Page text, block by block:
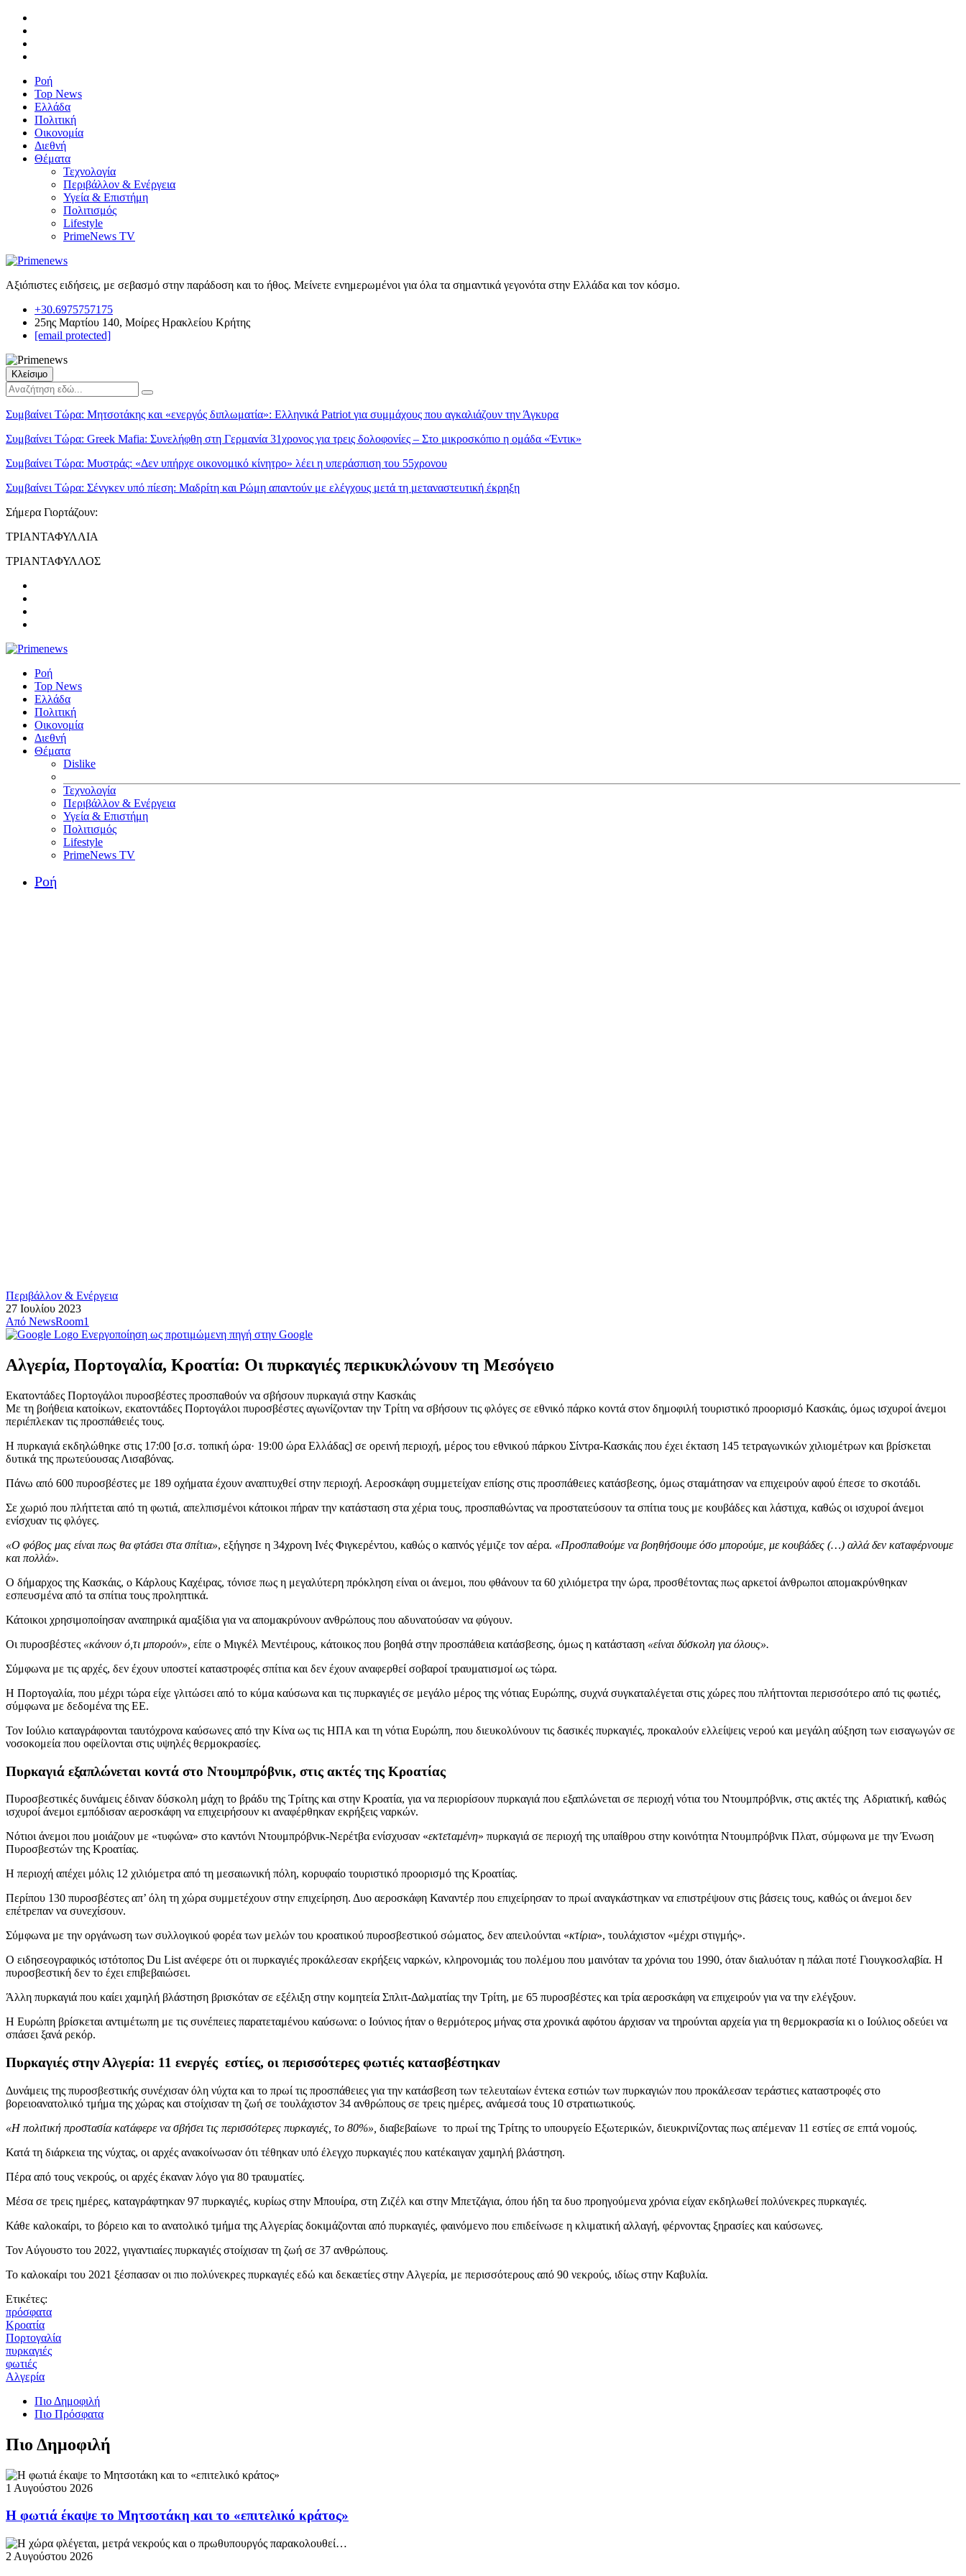
Ροή
Top News
Ελλάδα
Πολιτική
Οικονομία
Διεθνή
Θέματα
Τεχνολογία
Περιβάλλον & Ενέργεια
Υγεία & Επιστήμη
Πολιτισμός
Lifestyle
PrimeNews TV
Αξιόπιστες ειδήσεις, με σεβασμό στην παράδοση και το ήθος. Μείνετε ενημερωμένοι για όλα τα σημαντικά γεγονότα στην Ελλάδα και τον κόσμο.
+30.6975757175
25ης Μαρτίου 140, Μοίρες Ηρακλείου Κρήτης
[email protected]
Κλείσιμο
Συμβαίνει Τώρα: Μητσοτάκης και «ενεργός διπλωματία»: Ελληνικά Patriot για συμμάχους που αγκαλιάζουν την Άγκυρα
Συμβαίνει Τώρα: Greek Mafia: Συνελήφθη στη Γερμανία 31χρονος για τρεις δολοφονίες – Στο μικροσκόπιο η ομάδα «Έντικ»
Συμβαίνει Τώρα: Μυστράς: «Δεν υπήρχε οικονομικό κίνητρο» λέει η υπεράσπιση του 55χρονου
Συμβαίνει Τώρα: Σένγκεν υπό πίεση: Μαδρίτη και Ρώμη απαντούν με ελέγχους μετά τη μεταναστευτική έκρηξη
Σήμερα Γιορτάζουν:
ΤΡΙΑΝΤΑΦΥΛΛΙΑ
ΤΡΙΑΝΤΑΦΥΛΛΟΣ
Ροή
Top News
Ελλάδα
Πολιτική
Οικονομία
Διεθνή
Θέματα
Dislike
Τεχνολογία
Περιβάλλον & Ενέργεια
Υγεία & Επιστήμη
Πολιτισμός
Lifestyle
PrimeNews TV
Ροή
Περιβάλλον & Ενέργεια
27 Ιουλίου 2023
Από NewsRoom1
Ενεργοποίηση ως προτιμώμενη πηγή στην Google
Αλγερία, Πορτογαλία, Κροατία: Οι πυρκαγιές περικυκλώνουν τη Μεσόγειο
Εκατοντάδες Πορτογάλοι πυροσβέστες προσπαθούν να σβήσουν πυρκαγιά στην Κασκάις
Με τη βοήθεια κατοίκων, εκατοντάδες Πορτογάλοι πυροσβέστες αγωνίζονταν την Τρίτη να σβήσουν τις φλόγες σε εθνικό πάρκο κοντά στον δημοφιλή τουριστικό προορισμό Κασκάις, όμως ισχυροί άνεμοι
περιέπλεκαν τις προσπάθειές τους.
Η πυρκαγιά εκδηλώθηκε στις 17:00 [σ.σ. τοπική ώρα· 19:00 ώρα Ελλάδας] σε ορεινή περιοχή, μέρος του εθνικού πάρκου Σίντρα-Κασκάις που έχει έκταση 145 τετραγωνικών χιλιομέτρων και βρίσκεται
δυτικά της πρωτεύουσας Λισαβόνας.
Πάνω από 600 πυροσβέστες με 189 οχήματα έχουν αναπτυχθεί στην περιοχή. Αεροσκάφη συμμετείχαν επίσης στις προσπάθειες κατάσβεσης, όμως σταμάτησαν να επιχειρούν αφού έπεσε το σκοτάδι.
Σε χωριό που πλήττεται από τη φωτιά, απελπισμένοι κάτοικοι πήραν την κατάσταση στα χέρια τους, προσπαθώντας να προστατεύσουν τα σπίτια τους με κουβάδες και λάστιχα, καθώς οι ισχυροί άνεμοι
ενίσχυαν τις φλόγες.
«Ο φόβος μας είναι πως θα φτάσει στα σπίτια», εξήγησε η 34χρονη Ινές Φιγκερέντου, καθώς ο καπνός γέμιζε τον αέρα. «Προσπαθούμε να βοηθήσουμε όσο μπορούμε, με κουβάδες (…) αλλά δεν καταφέρνουμε
και πολλά».
Ο δήμαρχος της Κασκάις, ο Κάρλους Καχέιρας, τόνισε πως η μεγαλύτερη πρόκληση είναι οι άνεμοι, που φθάνουν τα 60 χιλιόμετρα την ώρα, προσθέτοντας πως αρκετοί άνθρωποι απομακρύνθηκαν
εσπευσμένα από τα σπίτια τους προληπτικά.
Κάτοικοι χρησιμοποίησαν αναπηρικά αμαξίδια για να απομακρύνουν ανθρώπους που αδυνατούσαν να φύγουν.
Οι πυροσβέστες «κάνουν ό,τι μπορούν», είπε ο Μιγκέλ Μεντέιρους, κάτοικος που βοηθά στην προσπάθεια κατάσβεσης, όμως η κατάσταση «είναι δύσκολη για όλους».
Σύμφωνα με τις αρχές, δεν έχουν υποστεί καταστροφές σπίτια και δεν έχουν αναφερθεί σοβαροί τραυματισμοί ως τώρα.
Η Πορτογαλία, που μέχρι τώρα είχε γλιτώσει από το κύμα καύσωνα και τις πυρκαγιές σε μεγάλο μέρος της νότιας Ευρώπης, συχνά συγκαταλέγεται στις χώρες που πλήττονται περισσότερο από τις φωτιές,
σύμφωνα με δεδομένα της ΕΕ.
Τον Ιούλιο καταγράφονται ταυτόχρονα καύσωνες από την Κίνα ως τις ΗΠΑ και τη νότια Ευρώπη, που διευκολύνουν τις δασικές πυρκαγιές, προκαλούν ελλείψεις νερού και μεγάλη αύξηση των εισαγωγών σε
νοσοκομεία που οφείλονται στις υψηλές θερμοκρασίες.
Πυρκαγιά εξαπλώνεται κοντά στο Ντουμπρόβνικ, στις ακτές της Κροατίας
Πυροσβεστικές δυνάμεις έδιναν δύσκολη μάχη το βράδυ της Τρίτης και στην Κροατία, για να περιορίσουν πυρκαγιά που εξαπλώνεται σε περιοχή νότια του Ντουμπρόβνικ, στις ακτές της Αδριατική, καθώς
ισχυροί άνεμοι εμπόδισαν αεροσκάφη να επιχειρήσουν κι αναφέρθηκαν εκρήξεις ναρκών.
Νότιοι άνεμοι που μοιάζουν με «τυφώνα» στο καντόνι Ντουμπρόβνικ-Νερέτβα ενίσχυσαν «εκτεταμένη» πυρκαγιά σε περιοχή της υπαίθρου στην κοινότητα Ντουμπρόβνικ Πλατ, σύμφωνα με την Ένωση
Πυροσβεστών της Κροατίας.
Η περιοχή απέχει μόλις 12 χιλιόμετρα από τη μεσαιωνική πόλη, κορυφαίο τουριστικό προορισμό της Κροατίας.
Περίπου 130 πυροσβέστες απ’ όλη τη χώρα συμμετέχουν στην επιχείρηση. Δυο αεροσκάφη Καναντέρ που επιχείρησαν το πρωί αναγκάστηκαν να επιστρέψουν στις βάσεις τους, καθώς οι άνεμοι δεν
επέτρεπαν να συνεχίσουν.
Σύμφωνα με την οργάνωση των συλλογικού φορέα των μελών του κροατικού πυροσβεστικού σώματος, δεν απειλούνται «κτίρια», τουλάχιστον «μέχρι στιγμής».
Ο ειδησεογραφικός ιστότοπος Du List ανέφερε ότι οι πυρκαγιές προκάλεσαν εκρήξεις ναρκών, κληρονομιάς του πολέμου που μαινόταν τα χρόνια του 1990, όταν διαλυόταν η πάλαι ποτέ Γιουγκοσλαβία. Η
πυροσβεστική δεν το έχει επιβεβαιώσει.
Άλλη πυρκαγιά που καίει χαμηλή βλάστηση βρισκόταν σε εξέλιξη στην κομητεία Σπλιτ-Δαλματίας την Τρίτη, με 65 πυροσβέστες και τρία αεροσκάφη να επιχειρούν για να την ελέγξουν.
Η Ευρώπη βρίσκεται αντιμέτωπη με τις συνέπειες παρατεταμένου καύσωνα: ο Ιούνιος ήταν ο θερμότερος μήνας στα χρονικά αφότου άρχισαν να τηρούνται αρχεία για τη θερμοκρασία κι ο Ιούλιος οδεύει να
σπάσει ξανά ρεκόρ.
Πυρκαγιές στην Αλγερία: 11 ενεργές εστίες, οι περισσότερες φωτιές κατασβέστηκαν
Δυνάμεις της πυροσβεστικής συνέχισαν όλη νύχτα και το πρωί τις προσπάθειες για την κατάσβεση των τελευταίων έντεκα εστιών των πυρκαγιών που προκάλεσαν τεράστιες καταστροφές στο
βορειοανατολικό τμήμα της χώρας και στοίχισαν τη ζωή σε τουλάχιστον 34 ανθρώπους σε τρεις ημέρες, ανάμεσά τους 10 στρατιωτικούς.
«Η πολιτική προστασία κατάφερε να σβήσει τις περισσότερες πυρκαγιές, το 80%», διαβεβαίωνε το πρωί της Τρίτης το υπουργείο Εξωτερικών, διευκρινίζοντας πως απέμεναν 11 εστίες σε επτά νομούς.
Κατά τη διάρκεια της νύχτας, οι αρχές ανακοίνωσαν ότι τέθηκαν υπό έλεγχο πυρκαγιές που κατέκαιγαν χαμηλή βλάστηση.
Πέρα από τους νεκρούς, οι αρχές έκαναν λόγο για 80 τραυματίες.
Μέσα σε τρεις ημέρες, καταγράφτηκαν 97 πυρκαγιές, κυρίως στην Μπουίρα, στη Ζιζέλ και στην Μπετζάγια, όπου ήδη τα δυο προηγούμενα χρόνια είχαν εκδηλωθεί πολύνεκρες πυρκαγιές.
Κάθε καλοκαίρι, το βόρειο και το ανατολικό τμήμα της Αλγερίας δοκιμάζονται από πυρκαγιές, φαινόμενο που επιδείνωσε η κλιματική αλλαγή, φέρνοντας ξηρασίες και καύσωνες.
Τον Αύγουστο του 2022, γιγαντιαίες πυρκαγιές στοίχισαν τη ζωή σε 37 ανθρώπους.
Το καλοκαίρι του 2021 ξέσπασαν οι πιο πολύνεκρες πυρκαγιές εδώ και δεκαετίες στην Αλγερία, με περισσότερους από 90 νεκρούς, ιδίως στην Καβυλία.
Ετικέτες:
πρόσφατα
Κροατία
Πορτογαλία
πυρκαγιές
φωτιές
Αλγερία
Πιο Δημοφιλή
Πιο Πρόσφατα
Πιο Δημοφιλή
1 Αυγούστου 2026
Η φωτιά έκαψε το Μητσοτάκη και το «επιτελικό κράτος»
2 Αυγούστου 2026